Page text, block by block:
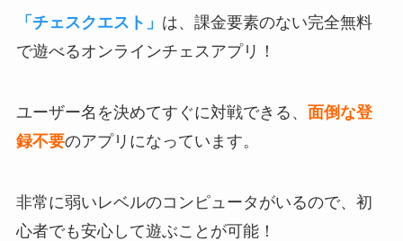
「チェスクエスト」 は、課金要素のない完全無料
で遊べるオンラインチェスアプリ！
ユーザー名を決めてすぐに対戦できる、 面倒な登
録不要のアプリになっています。
非常に弱いレベルのコンピュータがいるので、初
心者でも安心して遊ぶことが可能！